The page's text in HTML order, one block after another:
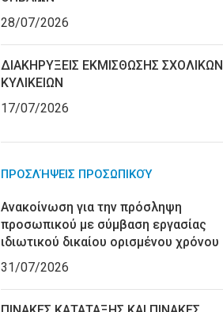
28/07/2026
ΔΙΑΚΗΡΥΞΕΙΣ ΕΚΜΙΣΘΩΣΗΣ ΣΧΟΛΙΚΩΝ
ΚΥΛΙΚΕΙΩΝ
17/07/2026
ΠΡΟΣΛΉΨΕΙΣ ΠΡΟΣΩΠΙΚΟΎ
Ανακοίνωση για την πρόσληψη
προσωπικού με σύμβαση εργασίας
ιδιωτικού δικαίου ορισμένου χρόνου
31/07/2026